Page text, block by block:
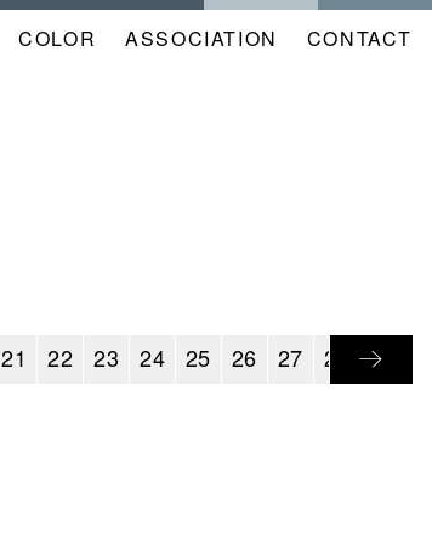
COLOR NAVIGATION
ASSOCIATION CONTACT
21 22 23 24 25 26 27 28 29